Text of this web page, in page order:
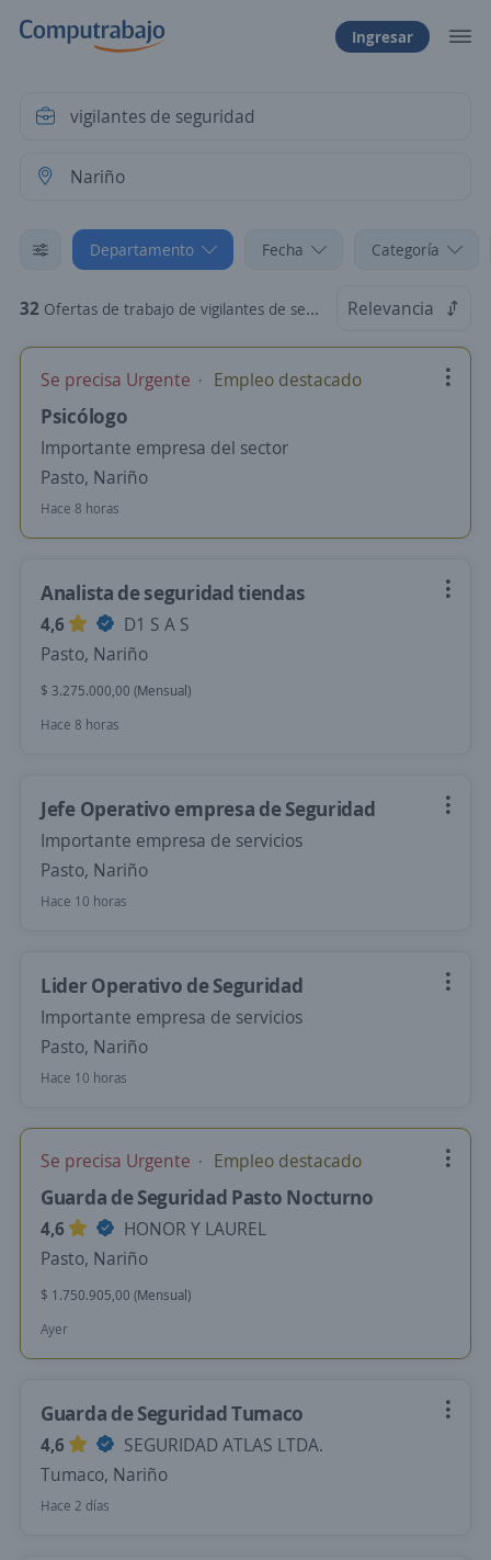
Ingresar
Departamento Fecha Categoría
32 Ofertas de trabajo de vigilantes de seguridad en Nariño Relevancia
Se precisa Urgente Empleo destacado
Psicólogo
Importante empresa del sector
Pasto, Nariño
Hace 8 horas
Analista de seguridad tiendas
4,6
D1 S A S
Pasto, Nariño
$ 3.275.000,00 (Mensual)
Hace 8 horas
Jefe Operativo empresa de Seguridad
Importante empresa de servicios
Pasto, Nariño
Hace 10 horas
Lider Operativo de Seguridad
Importante empresa de servicios
Pasto, Nariño
Hace 10 horas
Se precisa Urgente Empleo destacado
Guarda de Seguridad Pasto Nocturno
4,6
HONOR Y LAUREL
Pasto, Nariño
$ 1.750.905,00 (Mensual)
Ayer
Guarda de Seguridad Tumaco
4,6
SEGURIDAD ATLAS LTDA.
Tumaco, Nariño
Hace 2 días